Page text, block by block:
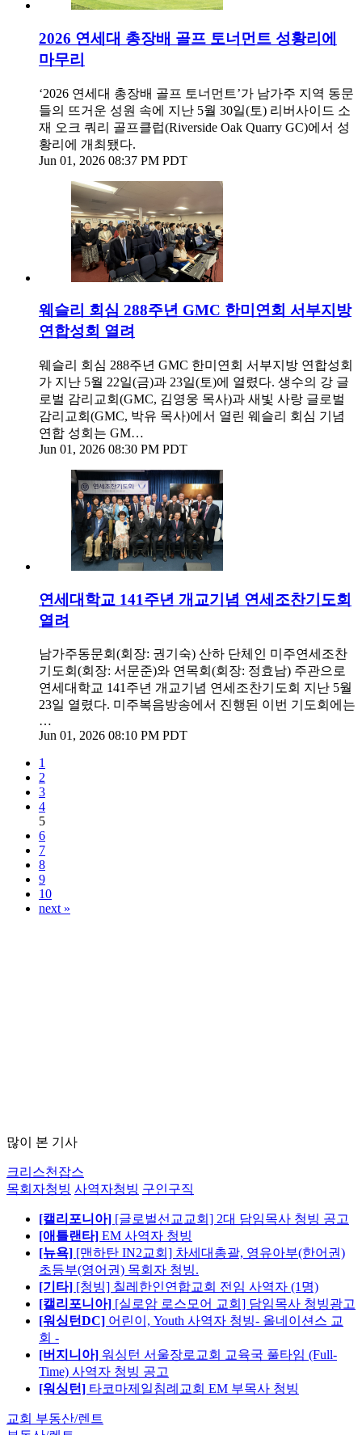
2026 연세대 총장배 골프 토너먼트 성황리에
마무리
‘2026 연세대 총장배 골프 토너먼트’가 남가주 지역 동문
들의 뜨거운 성원 속에 지난 5월 30일(토) 리버사이드 소
재 오크 쿼리 골프클럽(Riverside Oak Quarry GC)에서 성
황리에 개최됐다.
Jun 01, 2026 08:37 PM PDT
웨슬리 회심 288주년 GMC 한미연회 서부지방
연합성회 열려
웨슬리 회심 288주년 GMC 한미연회 서부지방 연합성회
가 지난 5월 22일(금)과 23일(토)에 열렸다. 생수의 강 글
로벌 감리교회(GMC, 김영웅 목사)과 새빛 사랑 글로벌
감리교회(GMC, 박유 목사)에서 열린 웨슬리 회심 기념
연합 성회는 GM…
Jun 01, 2026 08:30 PM PDT
연세대학교 141주년 개교기념 연세조찬기도회
열려
남가주동문회(회장: 권기숙) 산하 단체인 미주연세조찬
기도회(회장: 서문준)와 연목회(회장: 정효남) 주관으로
연세대학교 141주년 개교기념 연세조찬기도회 지난 5월
23일 열렸다. 미주복음방송에서 진행된 이번 기도회에는
…
Jun 01, 2026 08:10 PM PDT
1
2
3
4
5
6
7
8
9
10
next »
많이 본 기사
크리스천잡스
목회자청빙 사역자청빙 구인구직
[캘리포니아] [글로벌선교교회] 2대 담임목사 청빙 공고
[애틀랜타] EM 사역자 청빙
[뉴욕] [맨하탄 IN2교회] 차세대총괄, 영유아부(한어권)
초등부(영어권) 목회자 청빙.
[기타] [청빙] 칠레한인연합교회 전임 사역자 (1명)
[캘리포니아] [실로암 로스모어 교회] 담임목사 청빙광고
[워싱턴DC] 어린이, Youth 사역자 청빙- 올네이션스 교
회 -
[버지니아] 워싱턴 서울장로교회 교육국 풀타임 (Full-
Time) 사역자 청빙 공고
[워싱턴] 타코마제일침례교회 EM 부목사 청빙
교회 부동산/렌트